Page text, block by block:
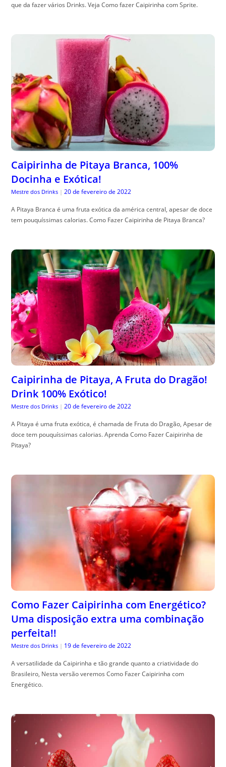
que da fazer vários Drinks. Veja Como fazer Caipirinha com Sprite.
Caipirinha de Pitaya Branca, 100%
Docinha e Exótica!
Mestre dos Drinks | 20 de fevereiro de 2022
A Pitaya Branca é uma fruta exótica da américa central, apesar de doce
tem pouquíssimas calorias. Como Fazer Caipirinha de Pitaya Branca?
Caipirinha de Pitaya, A Fruta do Dragão!
Drink 100% Exótico!
Mestre dos Drinks | 20 de fevereiro de 2022
A Pitaya é uma fruta exótica, é chamada de Fruta do Dragão, Apesar de
doce tem pouquíssimas calorias. Aprenda Como Fazer Caipirinha de
Pitaya?
Como Fazer Caipirinha com Energético?
Uma disposição extra uma combinação
perfeita!!
Mestre dos Drinks | 19 de fevereiro de 2022
A versatilidade da Caipirinha e tão grande quanto a criatividade do
Brasileiro, Nesta versão veremos Como Fazer Caipirinha com
Energético.